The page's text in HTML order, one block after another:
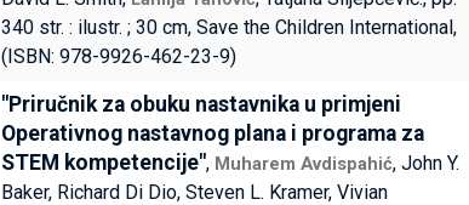
340 str. : ilustr. ; 30 cm, Save the Children International,
(ISBN: 978-9926-462-23-9)
"Priručnik za obuku nastavnika u primjeni
Operativnog nastavnog plana i programa za
STEM kompetencije", Muharem Avdispahić, John Y.
Baker, Richard Di Dio, Steven L. Kramer, Vivian